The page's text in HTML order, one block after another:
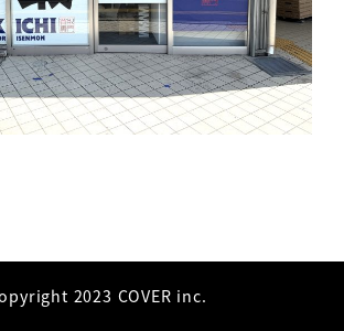
2023 COVER inc.